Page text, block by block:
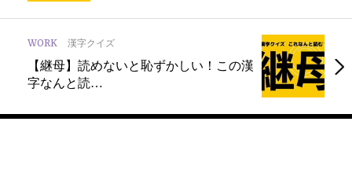
WORK 漢字クイズ
【継母】読めないと恥ずかしい！この漢
字なんと読…